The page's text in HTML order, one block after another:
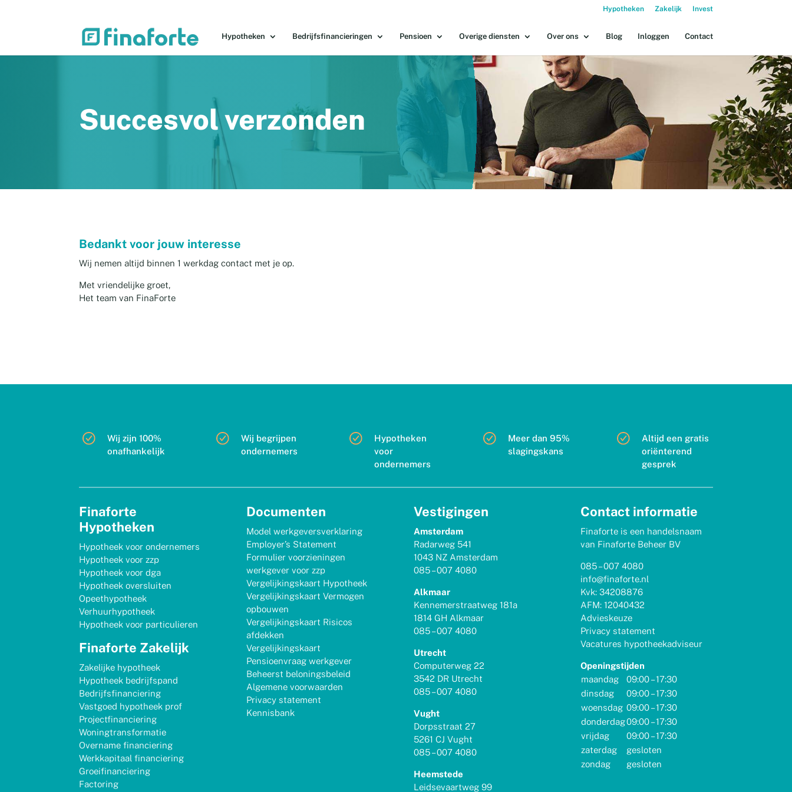
Hypotheken Zakelijk Invest
Hypotheken Bedrijfsfinancieringen Pensioen Overige diensten Over ons Blog Inloggen Contact
Succesvol verzonden
Bedankt voor jouw interesse
Wij nemen altijd binnen 1 werkdag contact met je op.
Met vriendelijke groet,
Het team van FinaForte
Wij zijn 100%
onafhankelijk
Wij begrijpen
ondernemers
Hypotheken
voor
ondernemers
Meer dan 95%
slagingskans
Altijd een gratis
oriënterend
gesprek
Finaforte
Hypotheken
Hypotheek voor ondernemers
Hypotheek voor zzp
Hypotheek voor dga
Hypotheek oversluiten
Opeethypotheek
Verhuurhypotheek
Hypotheek voor particulieren
Finaforte Zakelijk
Zakelijke hypotheek
Hypotheek bedrijfspand
Bedrijfsfinanciering
Vastgoed hypotheek prof
Projectfinanciering
Woningtransformatie
Overname financiering
Werkkapitaal financiering
Groeifinanciering
Factoring
Documenten
Model werkgeversverklaring
Employer’s Statement
Formulier voorzieningen
werkgever voor zzp
Vergelijkingskaart Hypotheek
Vergelijkingskaart Vermogen
opbouwen
Vergelijkingskaart Risicos
afdekken
Vergelijkingskaart
Pensioenvraag werkgever
Beheerst beloningsbeleid
Algemene voorwaarden
Privacy statement
Kennisbank
Vestigingen
Amsterdam
Radarweg 541
1043 NZ Amsterdam
085 – 007 4080
Alkmaar
Kennemerstraatweg 181a
1814 GH Alkmaar
085 – 007 4080
Utrecht
Computerweg 22
3542 DR Utrecht
085 – 007 4080
Vught
Dorpsstraat 27
5261 CJ Vught
085 – 007 4080
Heemstede
Leidsevaartweg 99
Contact informatie
Finaforte is een handelsnaam
van Finaforte Beheer BV
085 – 007 4080
info@finaforte.nl
Kvk: 34208876
AFM: 12040432
Advieskeuze
Privacy statement
Vacatures hypotheekadviseur
Openingstijden
maandag
09:00 – 17:30
dinsdag
09:00 – 17:30
woensdag 09:00 – 17:30
donderdag09:00 – 17:30
vrijdag
09:00 – 17:30
zaterdag
gesloten
zondag
gesloten